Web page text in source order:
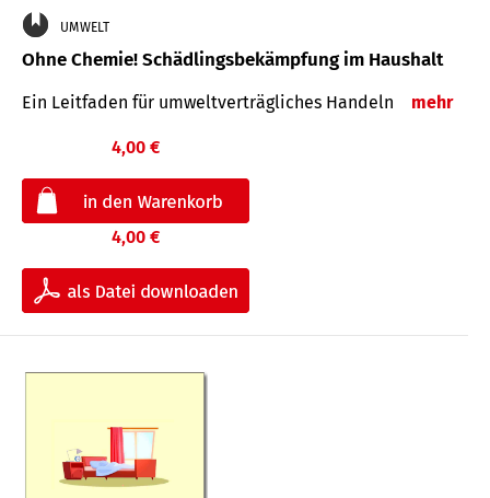
UMWELT
Ohne Chemie! Schädlingsbekämpfung im Haushalt
Ein Leitfaden für um­welt­ver­träg­liches Han­deln mehr
4,00 €
4,00 €